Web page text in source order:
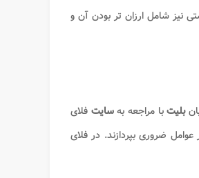
نیز شامل ارزان تر بودن آن و
بلیتبا مراجعه بهسایت فلای
ضروری بپردازند. در فلای